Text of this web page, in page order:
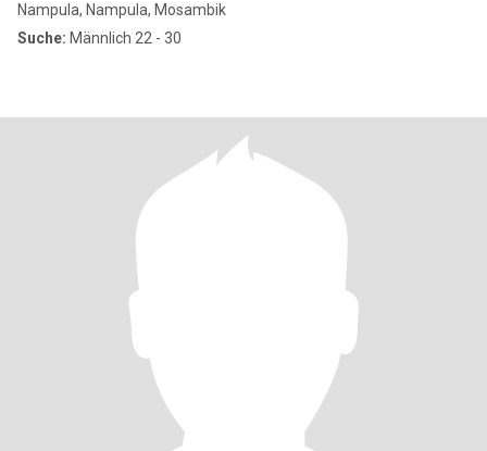
Nampula, Nampula, Mosambik
Suche: Männlich 22 - 30